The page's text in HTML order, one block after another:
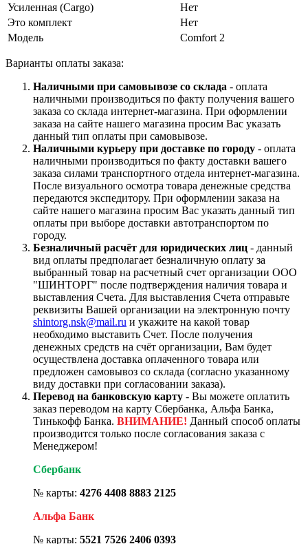
Усиленная (Cargo)
Нет
Это комплект
Нет
Модель
Comfort 2
Варианты оплаты заказа:
Наличными при самовывозе со склада - оплата
наличными производиться по факту получения вашего
заказа со склада интернет-магазина. При оформлении
заказа на сайте нашего магазина просим Вас указать
данный тип оплаты при самовывозе.
Наличными курьеру при доставке по городу - оплата
наличными производиться по факту доставки вашего
заказа силами транспортного отдела интернет-магазина.
После визуального осмотра товара денежные средства
передаются экспедитору. При оформлении заказа на
сайте нашего магазина просим Вас указать данный тип
оплаты при выборе доставки автотранспортом по
городу.
Безналичный расчёт для юридических лиц - данный
вид оплаты предполагает безналичную оплату за
выбранный товар на расчетный счет организации ООО
"ШИНТОРГ" после подтверждения наличия товара и
выставления Счета. Для выставления Счета отправьте
реквизиты Вашей организации на электронную почту
shintorg.nsk@mail.ru и укажите на какой товар
необходимо выставить Счет. После получения
денежных средств на счёт организации, Вам будет
осуществлена доставка оплаченного товара или
предложен самовывоз со склада (согласно указанному
виду доставки при согласовании заказа).
Перевод на банковскую карту - Вы можете оплатить
заказ переводом на карту Сбербанка, Альфа Банка,
Тинькофф Банка. ВНИМАНИЕ! Данный способ оплаты
производится только после согласования заказа с
Менеджером!
Сбербанк
№ карты: 4276 4408 8883 2125
Альфа Банк
№ карты: 5521 7526 2406 0393